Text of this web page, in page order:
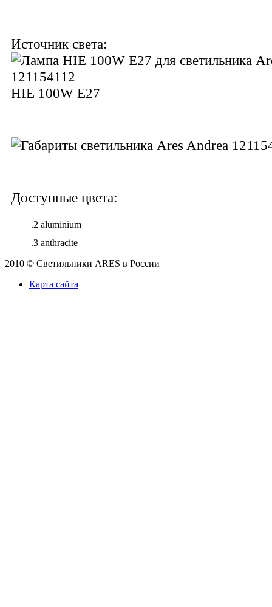
Источник света:
HIE 100W E27
Доступные цвета:
.2 aluminium
.3 anthracite
2010 © Светильники ARES в России
Карта сайта